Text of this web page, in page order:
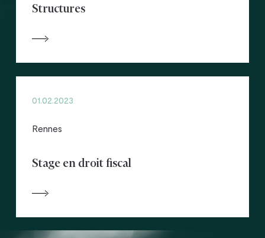
Structures
01.02.2023
Rennes
Stage en droit fiscal